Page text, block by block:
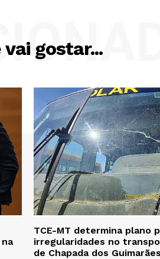
vai gostar...
TCE-MT determina plano
irregularidades no
de Chapada dos